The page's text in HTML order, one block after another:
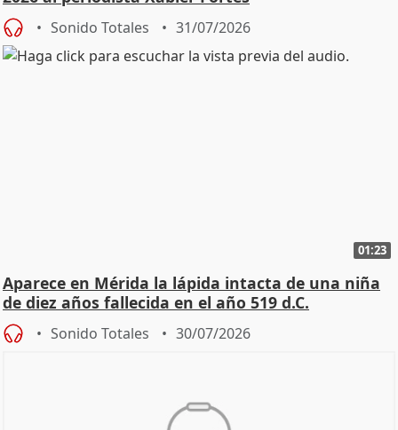
Sonido Totales 31/07/2026
01:23
Aparece en Mérida la lápida intacta de una niña
de diez años fallecida en el año 519 d.C.
Sonido Totales 30/07/2026